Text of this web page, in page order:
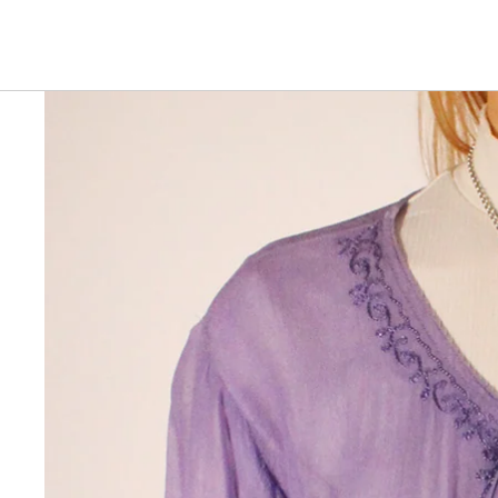
Ga direct naar de productinformatie